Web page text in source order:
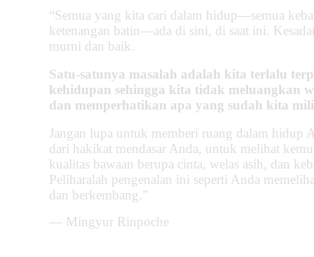
“Semua yang kita cari dalam hidup—semua
ketenangan batin—ada di sini, di saat ini.
murni dan baik.
Satu-satunya masalah adalah kita terlalu
kehidupan sehingga kita tidak meluangkan
dan memperhatikan apa yang sudah kita
Jangan lupa untuk memberi ruang dalam hidup
dari hakikat mendasar Anda, untuk melihat
kualitas bawaan berupa cinta, welas asih, dan
Peliharalah pengenalan ini seperti Anda
dan berkembang.”
― Mingyur Rinpoche